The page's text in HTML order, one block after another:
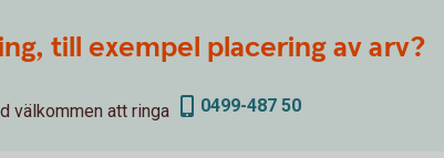
till exempel placering av arv?
välkommen att ringa 0499-487 50